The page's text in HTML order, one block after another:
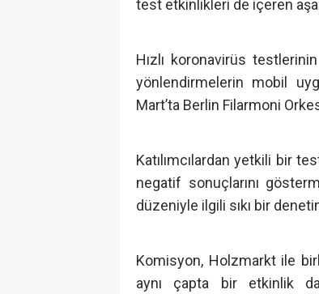
test etkinlikleri de içeren
Hızlı koronavirüs
yönlendirmelerin mobil
Mart’ta Berlin Filarmoni
Katılımcılardan yetkili bir
negatif sonuçlarını
düzeniyle ilgili sıkı bir
Komisyon, Holzmarkt ile
aynı çapta bir etkinlik